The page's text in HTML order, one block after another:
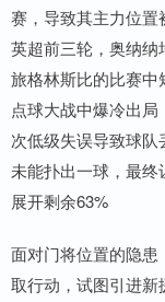
赛，导致其主力位置
英超前三轮，奥纳
旅格林斯比的比赛
点球大战中爆冷出
次低级失误导致球
未能扑出一球，最终
展开剩余63%
面对门将位置的隐
取行动，试图引进